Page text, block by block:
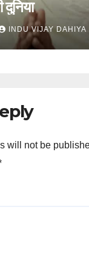
INDU VIJAY DAHIYA
will not be